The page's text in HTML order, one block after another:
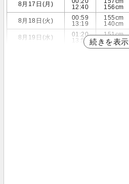
8月17日(月)
12:40
156cm
8月18日(火)
00:59
13:19
155cm
140cm
8月19日(水)
01:20
13:59
151cm
124cm
続きを表示